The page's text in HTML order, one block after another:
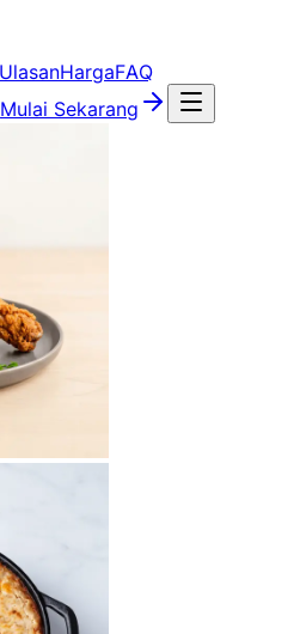
UlasanHargaFAQ
Mulai Sekarang